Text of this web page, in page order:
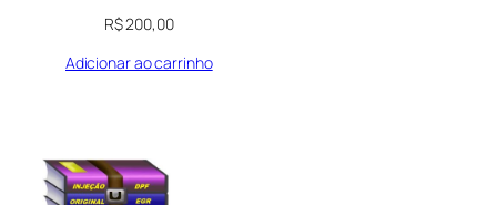
R$200,00
Adicionar ao carrinho